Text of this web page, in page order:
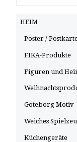
HEIM
Poster /
FIKA-Produkte
Figuren und
Göteborg Motiv
Weiches
Küchengeräte